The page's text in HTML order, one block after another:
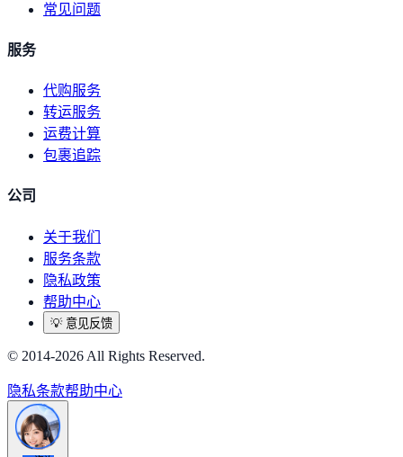
常见问题
服务
代购服务
转运服务
运费计算
包裹追踪
公司
关于我们
服务条款
隐私政策
帮助中心
💡 意见反馈
© 2014-2026 All Rights Reserved.
隐私条款帮助中心